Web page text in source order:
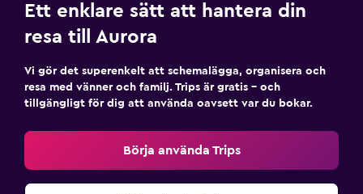
Ett enklare sätt att hantera din
resa till Aurora
Vi gör det superenkelt att schemalägga, organisera och
resa med vänner och familj. Trips är gratis – och
tillgängligt för dig att använda oavsett var du bokar.
Börja använda Trips